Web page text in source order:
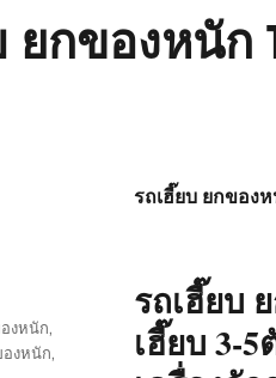
ยกของหนัก
รถเฮี๊ยบ ยกของ
รถเฮี๊ยบ
เฮี๊ยบ 3-
งหนัก,
งหนัก,